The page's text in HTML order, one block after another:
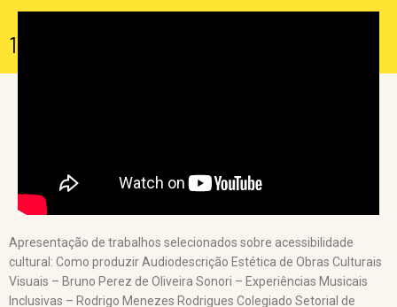
10º ENAC – Sessão de comunicação 6
Apresentação de trabalhos selecionados sobre acessibilidade
cultural: Como produzir Audiodescrição Estética de Obras Culturais
Visuais – Bruno Perez de Oliveira Sonori – Experiências Musicais
Inclusivas – Rodrigo Menezes Rodrigues Colegiado Setorial de